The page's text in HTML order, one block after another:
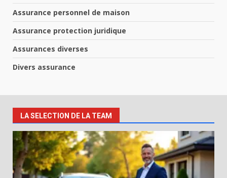
Assurance personnel de maison
Assurance protection juridique
Assurances diverses
Divers assurance
LA SELECTION DE LA TEAM